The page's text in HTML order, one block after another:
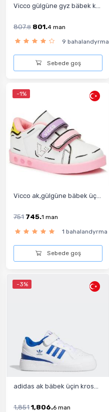
Vicco gülgüne gyz bäbek k...
807.8 801.4 man
9 bahalandyrma
Sebede goş
-1%
Vicco ak,gülgüne bäbek üç...
751 745.1 man
1 bahalandyrma
Sebede goş
-3%
adidas ak bäbek üçin kros...
1,8511,806.6 man